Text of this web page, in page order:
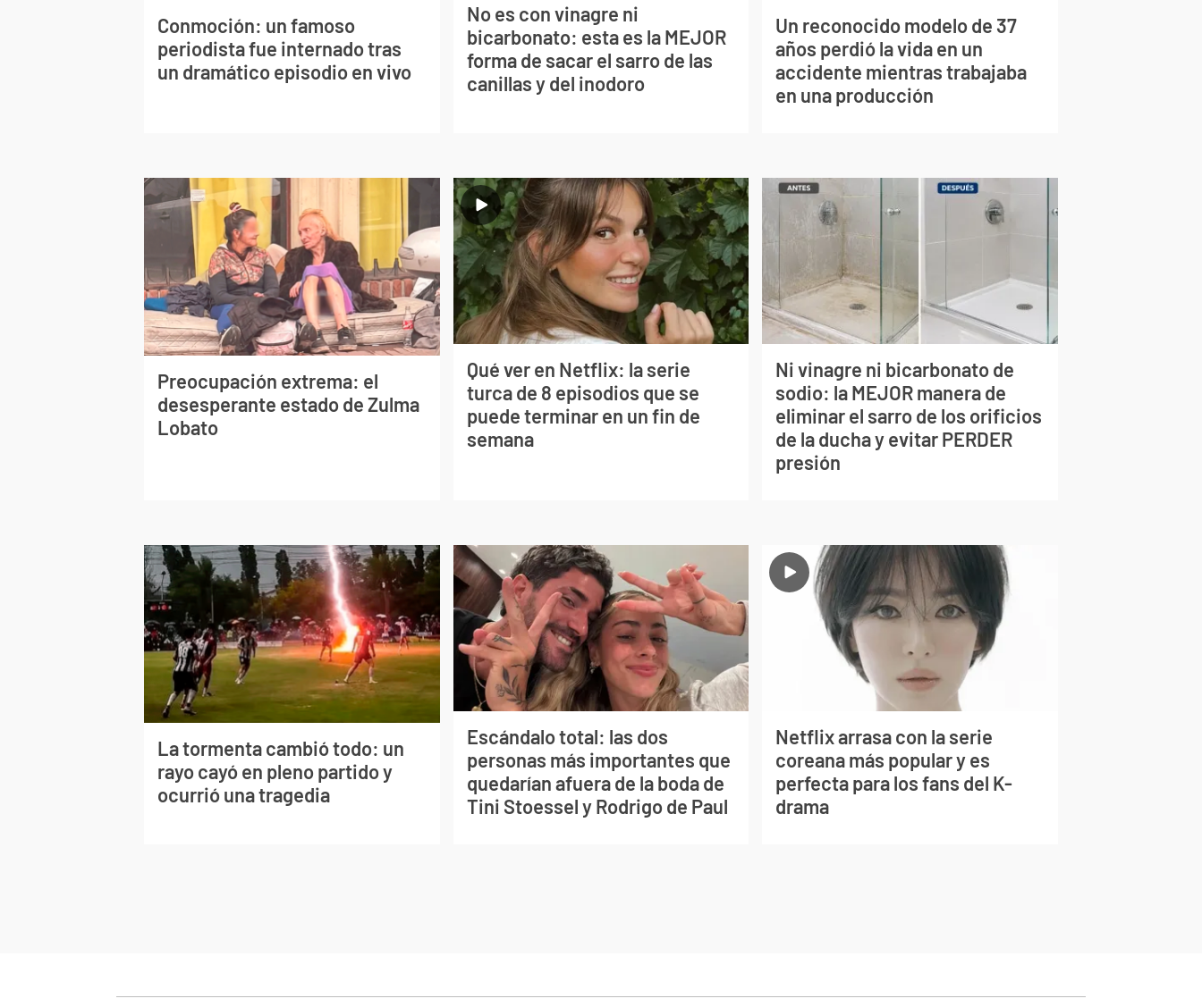
Conmoción: un famoso
periodista fue internado tras
un dramático episodio en vivo
No es con vinagre ni
bicarbonato: esta es la MEJOR
forma de sacar el sarro de las
canillas y del inodoro
Un reconocido modelo de 37
años perdió la vida en un
accidente mientras trabajaba
en una producción
Preocupación extrema: el
desesperante estado de Zulma
Lobato
Qué ver en Netflix: la serie
turca de 8 episodios que se
puede terminar en un fin de
semana
Ni vinagre ni bicarbonato de
sodio: la MEJOR manera de
eliminar el sarro de los orificios
de la ducha y evitar PERDER
presión
La tormenta cambió todo: un
rayo cayó en pleno partido y
ocurrió una tragedia
Escándalo total: las dos
personas más importantes que
quedarían afuera de la boda de
Tini Stoessel y Rodrigo de Paul
Netflix arrasa con la serie
coreana más popular y es
perfecta para los fans del K-
drama